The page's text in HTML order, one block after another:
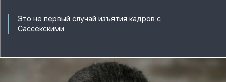
Это не первый случай изъятия кадров с
Сассекскими